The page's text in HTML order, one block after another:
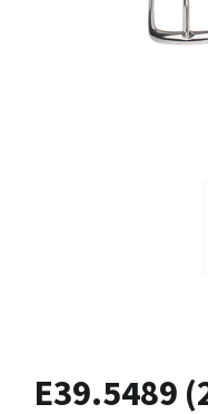
E39.5489